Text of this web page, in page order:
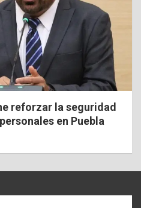
reforzar la seguridad
en Puebla